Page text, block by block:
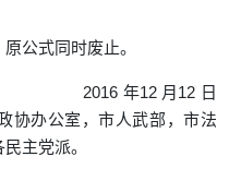
公式同时废止。
2016 年12 月12 日
协办公室，市人武部，市法
主党派。